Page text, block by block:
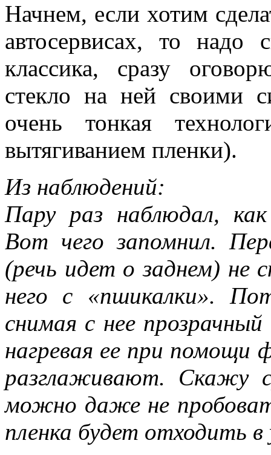
Начнем, если хотим
автосервисах, то надо
классика, сразу
стекло на ней своими
очень тонкая
вытягиванием пленки).
Из наблюдений:
Пару раз наблюдал,
Вот чего запомнил.
(речь идет о заднем) не
него с «пшикалки».
снимая с нее
нагревая ее при помощи
разглаживают. Скажу
можно даже не
пленка будет отходить в